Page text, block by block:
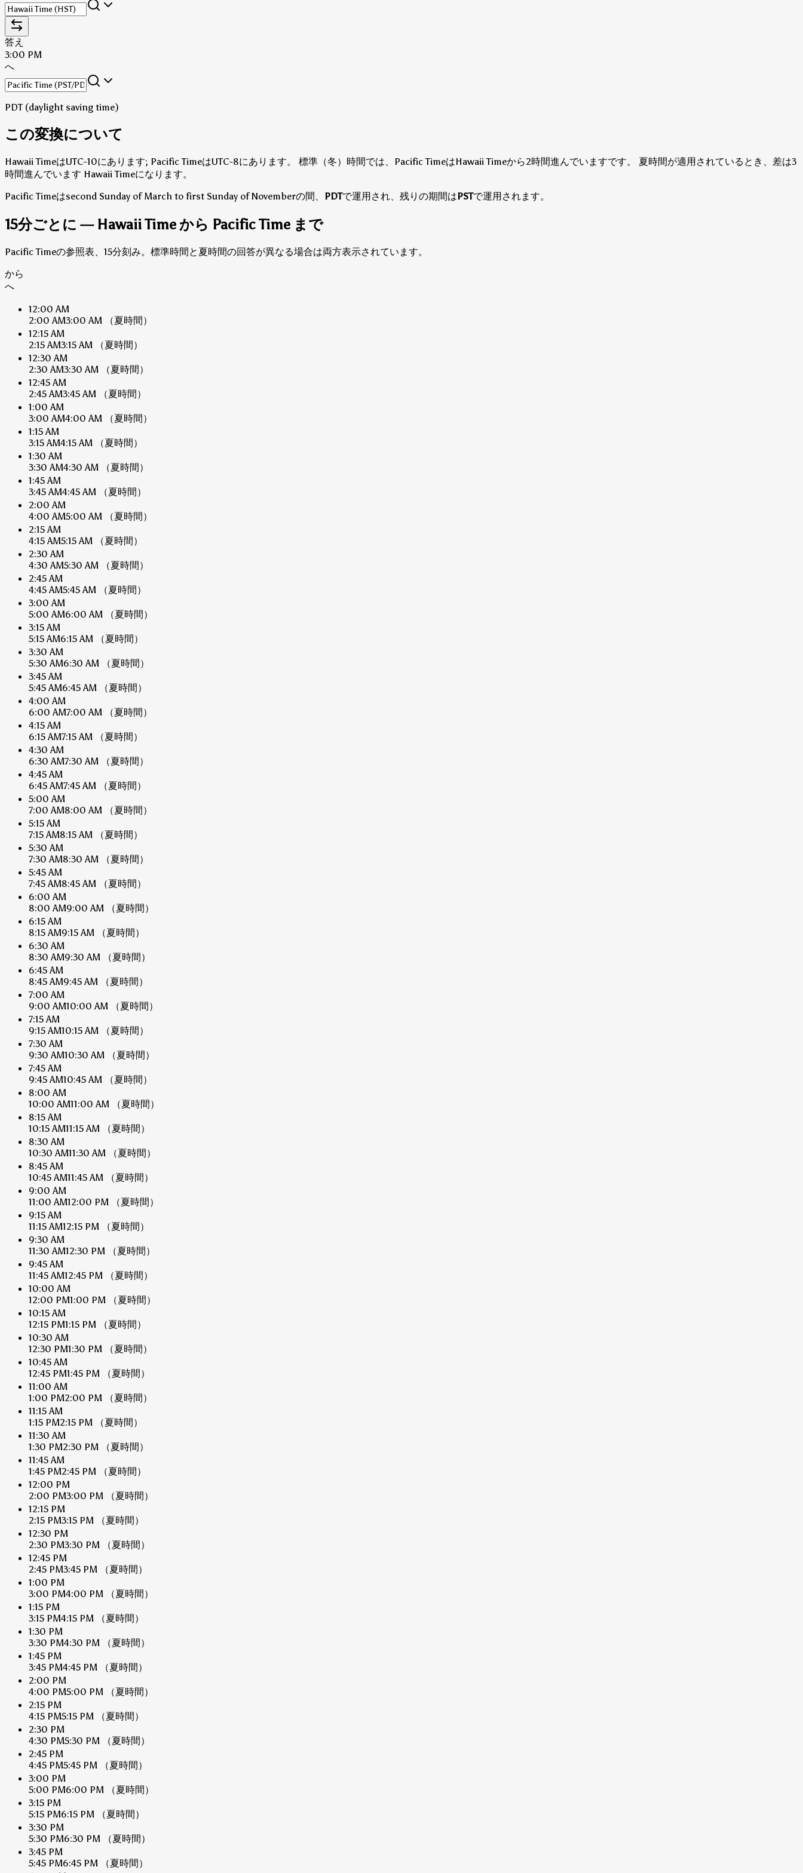
答え
3:00 PM
へ
PDT (daylight saving time)
この変換について
Hawaii TimeはUTC-10にあります; Pacific TimeはUTC-8にあります。 標準（冬）時間では、Pacific TimeはHawaii Timeから2時間進んでいますです。
夏時間が適用されているとき、差は3
時間進んでいます Hawaii Timeになります。
Pacific Timeはsecond Sunday of March to first Sunday of Novemberの間、 PDTで運用され、残りの期間はPSTで運用されます。
15分ごとに — Hawaii Time から Pacific Time まで
Pacific Timeの参照表、15分刻み。標準時間と夏時間の回答が異なる場合は両方表示されています。
から
へ
12:00 AM
2:00 AM3:00 AM
（夏時間）
12:15 AM
2:15 AM3:15 AM
（夏時間）
12:30 AM
2:30 AM3:30 AM
（夏時間）
12:45 AM
2:45 AM3:45 AM
（夏時間）
1:00 AM
3:00 AM4:00 AM
（夏時間）
1:15 AM
3:15 AM4:15 AM
（夏時間）
1:30 AM
3:30 AM4:30 AM
（夏時間）
1:45 AM
3:45 AM4:45 AM
（夏時間）
2:00 AM
4:00 AM5:00 AM
（夏時間）
2:15 AM
4:15 AM5:15 AM
（夏時間）
2:30 AM
4:30 AM5:30 AM
（夏時間）
2:45 AM
4:45 AM5:45 AM
（夏時間）
3:00 AM
5:00 AM6:00 AM
（夏時間）
3:15 AM
5:15 AM6:15 AM
（夏時間）
3:30 AM
5:30 AM6:30 AM
（夏時間）
3:45 AM
5:45 AM6:45 AM
（夏時間）
4:00 AM
6:00 AM7:00 AM
（夏時間）
4:15 AM
6:15 AM7:15 AM
（夏時間）
4:30 AM
6:30 AM7:30 AM
（夏時間）
4:45 AM
6:45 AM7:45 AM
（夏時間）
5:00 AM
7:00 AM8:00 AM
（夏時間）
5:15 AM
7:15 AM8:15 AM
（夏時間）
5:30 AM
7:30 AM8:30 AM
（夏時間）
5:45 AM
7:45 AM8:45 AM
（夏時間）
6:00 AM
8:00 AM9:00 AM
（夏時間）
6:15 AM
8:15 AM9:15 AM
（夏時間）
6:30 AM
8:30 AM9:30 AM
（夏時間）
6:45 AM
8:45 AM9:45 AM
（夏時間）
7:00 AM
9:00 AM10:00 AM
（夏時間）
7:15 AM
9:15 AM10:15 AM
（夏時間）
7:30 AM
9:30 AM10:30 AM
（夏時間）
7:45 AM
9:45 AM10:45 AM
（夏時間）
8:00 AM
10:00 AM11:00 AM
（夏時間）
8:15 AM
10:15 AM11:15 AM
（夏時間）
8:30 AM
10:30 AM11:30 AM
（夏時間）
8:45 AM
10:45 AM11:45 AM
（夏時間）
9:00 AM
11:00 AM12:00 PM
（夏時間）
9:15 AM
11:15 AM12:15 PM
（夏時間）
9:30 AM
11:30 AM12:30 PM
（夏時間）
9:45 AM
11:45 AM12:45 PM
（夏時間）
10:00 AM
12:00 PM1:00 PM
（夏時間）
10:15 AM
12:15 PM1:15 PM
（夏時間）
10:30 AM
12:30 PM1:30 PM
（夏時間）
10:45 AM
12:45 PM1:45 PM
（夏時間）
11:00 AM
1:00 PM2:00 PM
（夏時間）
11:15 AM
1:15 PM2:15 PM
（夏時間）
11:30 AM
1:30 PM2:30 PM
（夏時間）
11:45 AM
1:45 PM2:45 PM
（夏時間）
12:00 PM
2:00 PM3:00 PM
（夏時間）
12:15 PM
2:15 PM3:15 PM
（夏時間）
12:30 PM
2:30 PM3:30 PM
（夏時間）
12:45 PM
2:45 PM3:45 PM
（夏時間）
1:00 PM
3:00 PM4:00 PM
（夏時間）
1:15 PM
3:15 PM4:15 PM
（夏時間）
1:30 PM
3:30 PM4:30 PM
（夏時間）
1:45 PM
3:45 PM4:45 PM
（夏時間）
2:00 PM
4:00 PM5:00 PM
（夏時間）
2:15 PM
4:15 PM5:15 PM
（夏時間）
2:30 PM
4:30 PM5:30 PM
（夏時間）
2:45 PM
4:45 PM5:45 PM
（夏時間）
3:00 PM
5:00 PM6:00 PM
（夏時間）
3:15 PM
5:15 PM6:15 PM
（夏時間）
3:30 PM
5:30 PM6:30 PM
（夏時間）
3:45 PM
5:45 PM6:45 PM
（夏時間）